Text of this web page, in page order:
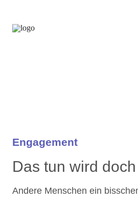
Engagement
Das tun wird
Andere Menschen ein